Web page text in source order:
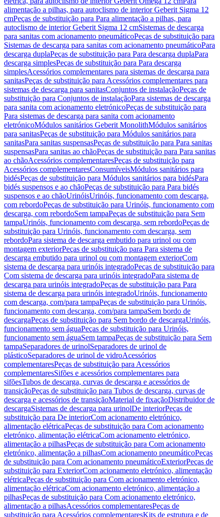
alimentação a pilhas, para autoclismo de interior Geberit Sigma 12
cmPeças de substituição para Para alimentação a pilhas, para
autoclismo de interior Geberit Sigma 12 cmSistemas de descarga
para sanitas com acionamento pneumáticoPeças de substituição para
Sistemas de descarga para sanitas com acionamento pneumáticoPara
descarga duplaPeças de substituição para Para descarga duplaPara
descarga simplesPeças de substituição para Para descarga
simplesAcessórios complementares para sistemas de descarga para
sanitasPeças de substituição para Acessórios complementares para
sistemas de descarga para sanitasConjuntos de instalaçãoPeças de
substituição para Conjuntos de instalaçãoPara sistemas de descarga
para sanita com acionamento eletrónicoPeças de substituição para
Para sistemas de descarga para sanita com acionamento
eletrónicoMódulos sanitários Geberit MonolithMódulos sanitários
para sanitasPeças de substituição para Módulos sanitários para
sanitasPara sanitas suspensasPeças de substituição para Para sanitas
suspensasPara sanitas ao chãoPeças de substituição para Para sanitas
ao chãoAcessórios complementaresPeças de substituição para
Acessórios complementaresConsumíveisMódulos sanitários para
bidésPeças de substituição para Módulos sanitários para bidésPara
bidés suspensos e ao chãoPeças de substituição para Para bidés
suspensos e ao chãoUrinóisUrinóis, funcionamento com descarga,
com rebordoPeças de substituição para Urinóis, funcionamento com
descarga, com rebordoSem tampaPeças de substituição para Sem
tampaUrinóis, funcionamento com descarga, sem rebordoPeças de
substituição para Urinóis, funcionamento com descarga, sem
rebordoPara sistema de descarga embutido para urinol ou com
montagem exteriorPeças de substituição para Para sistema de
descarga embutido para urinol ou com montagem exteriorCom
sistema de descarga para urinóis integradoPeças de substituição para
Com sistema de descarga para urinóis integradoPara sistema de
descarga para urinóis integradoPeças de substituição para Para
sistema de descarga para urinóis integradoUrinóis, funcionamento
com descarga, com/para tampaPeças de substituição para Urinóis,
funcionamento com descarga, com/para tampaSem bordo de
descargaPeças de substituição para Sem bordo de descargaUrinóis,
funcionamento sem águaPeças de substituição para Urinóis,
funcionamento sem águaSem tampaPeças de substituição para Sem
tampaSeparadores de urinolSeparadores de urinol de
plásticoSeparadores de urinol de vidroAcessórios
complementaresPeças de substituição para Acessórios
complementaresSifões e acessórios complementares para
sifõesTubos de descarga, curvas de descarga e acessórios de
transiçãoPeças de substituição para Tubos de descarga, curvas de
descarga e acessórios de transiçãoMaterial de fixaçãoDistribuidor de
descargaSistemas de descarga para urinolDe interiorPeças de
substituição para De interiorCom acionamento eletrónico,
alimentação elétricaPeças de substituição para Com acionamento
eletrónico, alimentação elétricaCom acionamento eletrónico,
alimentação a pilhasPeças de substituição para Com acionamento
eletrónico, alimentação a pilhasCom acionamento pneumáticoPeças
de substituição para Com acionamento pneumáticoExteriorPeças de
substituição para ExteriorCom acionamento eletrónico, alimentação
elétricaPeças de substituição para Com acionamento eletrónico,
alimentação elétricaCom acionamento eletrónico, alimentação a
pilhasPeças de substituição para Com acionamento eletrónico,
alimentação a pilhasAcessórios complementaresPeças de
substituição para Acessórios complementaresKits de estrutura e de